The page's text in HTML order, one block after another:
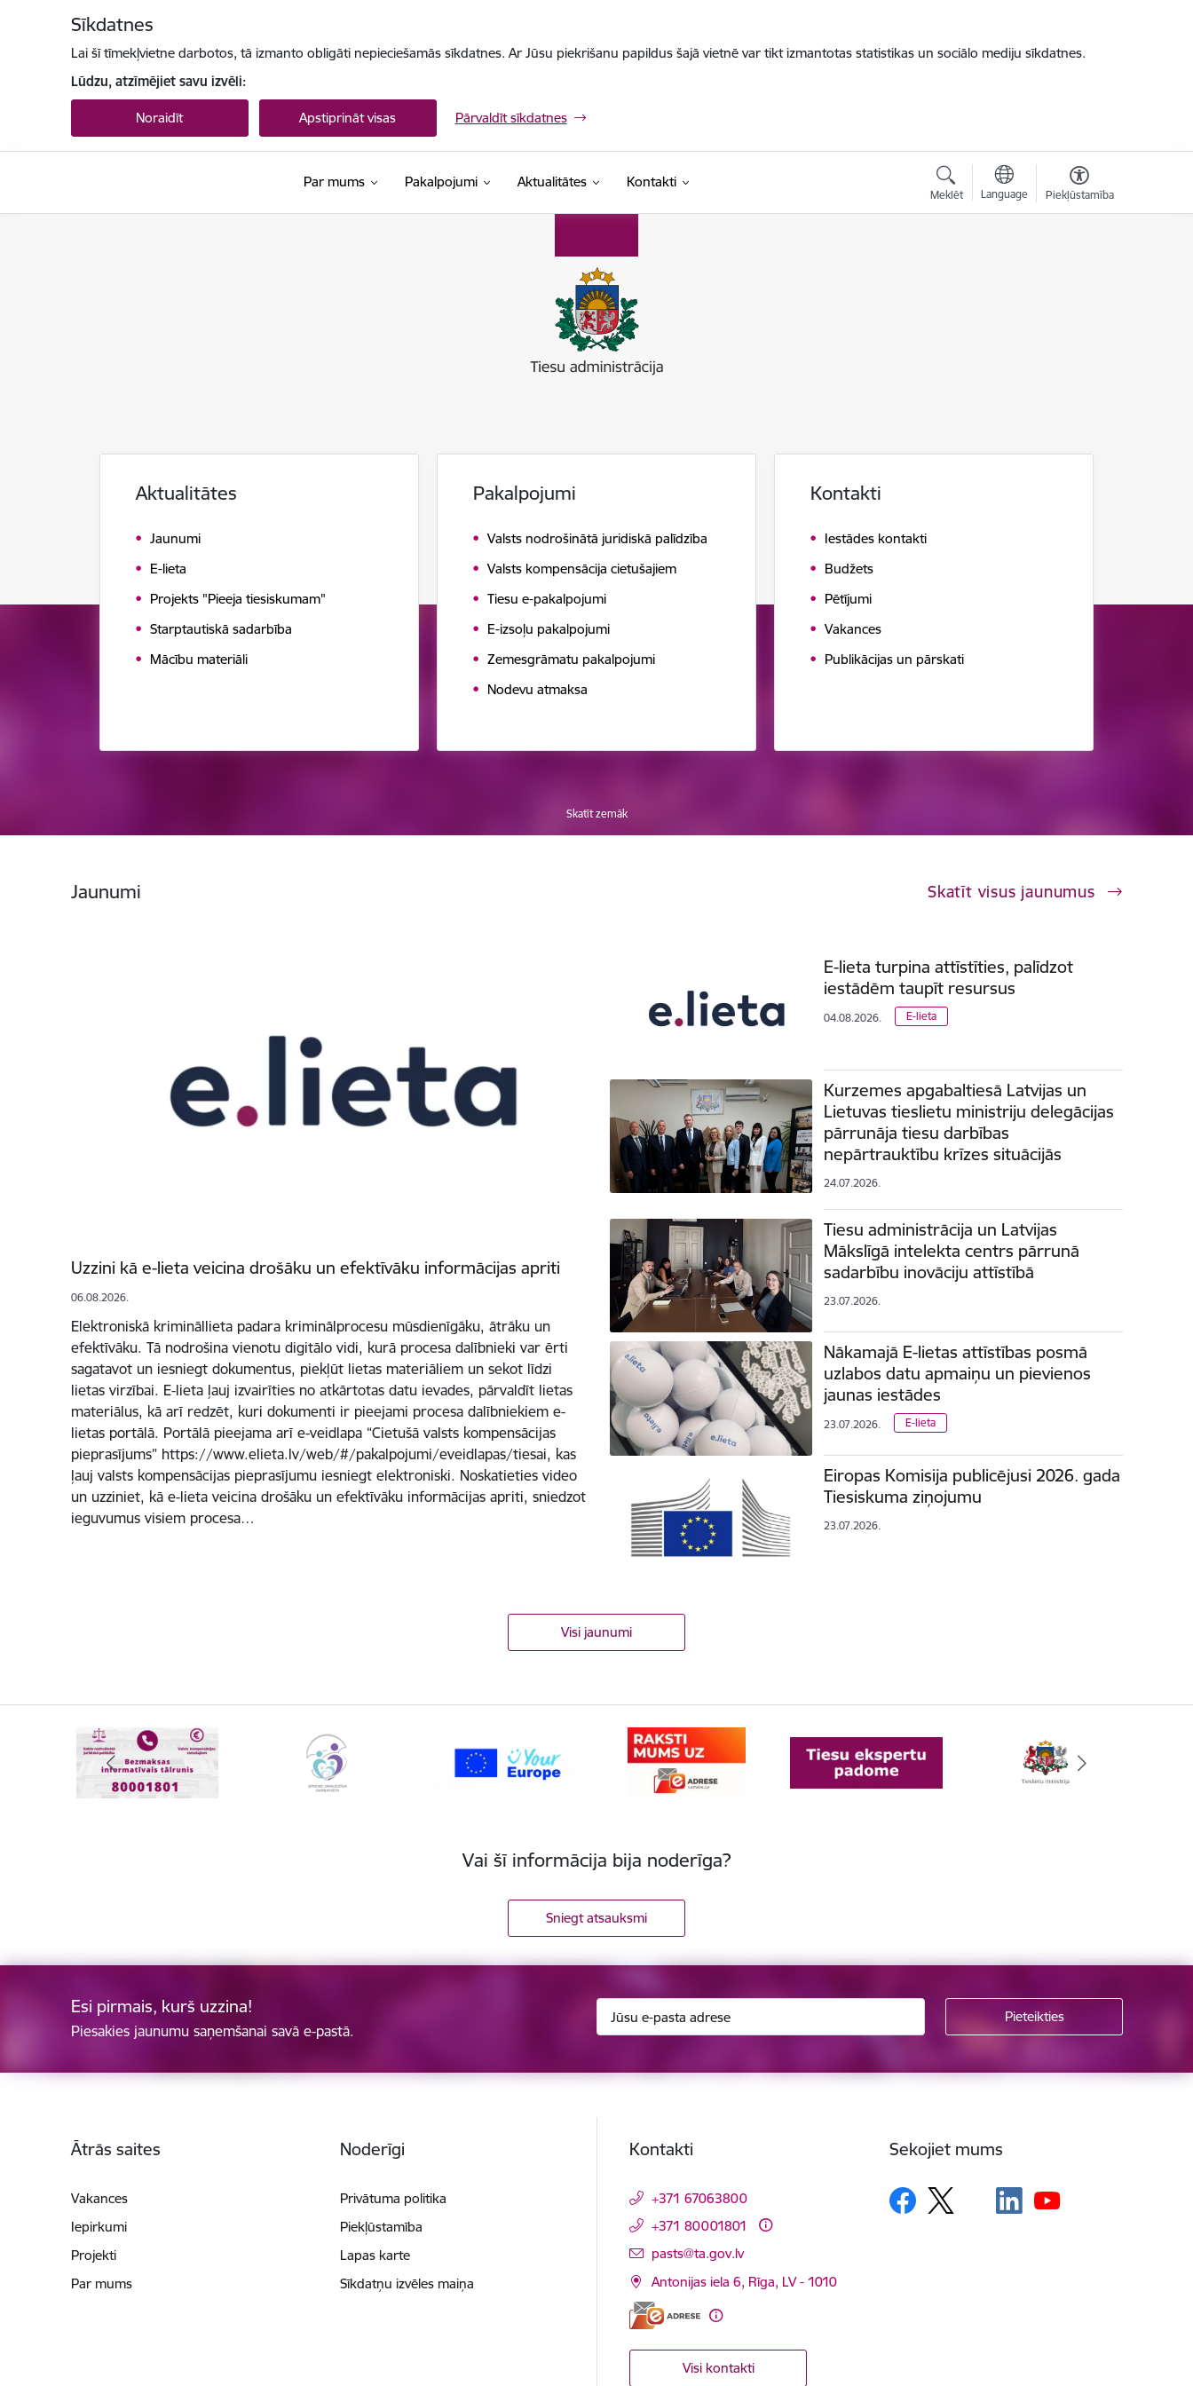
Sīkdatnes
Lai šī tīmekļvietne darbotos, tā izmanto obligāti nepieciešamās sīkdatnes. Ar Jūsu piekrišanu papildus šajā vietnē var tikt izmantotas statistikas un sociālo mediju sīkdatnes.
Lūdzu, atzīmējiet savu izvēli:
Noraidīt Apstiprināt visas Pārvaldīt sīkdatnes
Par mums Pakalpojumi Aktualitātes Kontakti
Meklēt Language Piekļūstamība
Aktualitātes
Jaunumi
E-lieta
Projekts "Pieeja tiesiskumam"
Starptautiskā sadarbība
Mācību materiāli
Pakalpojumi
Valsts nodrošinātā juridiskā palīdzība
Valsts kompensācija cietušajiem
Tiesu e-pakalpojumi
E-izsoļu pakalpojumi
Zemesgrāmatu pakalpojumi
Nodevu atmaksa
Kontakti
Iestādes kontakti
Budžets
Pētījumi
Vakances
Publikācijas un pārskati
Skatīt zemāk
Jaunumi Skatīt visus jaunumus
Uzzini kā e-lieta veicina drošāku un efektīvāku informācijas apriti
06.08.2026.
Elektroniskā krimināllieta padara kriminālprocesu mūsdienīgāku, ātrāku un
efektīvāku. Tā nodrošina vienotu digitālo vidi, kurā procesa dalībnieki var ērti
sagatavot un iesniegt dokumentus, piekļūt lietas materiāliem un sekot līdzi
lietas virzībai. E-lieta ļauj izvairīties no atkārtotas datu ievades, pārvaldīt lietas
materiālus, kā arī redzēt, kuri dokumenti ir pieejami procesa dalībniekiem e-
lietas portālā. Portālā pieejama arī e-veidlapa “Cietušā valsts kompensācijas
pieprasījums” https://www.elieta.lv/web/#/pakalpojumi/eveidlapas/tiesai, kas
ļauj valsts kompensācijas pieprasījumu iesniegt elektroniski. Noskatieties video
un uzziniet, kā e-lieta veicina drošāku un efektīvāku informācijas apriti, sniedzot
ieguvumus visiem procesa…
E-lieta turpina attīstīties, palīdzot
iestādēm taupīt resursus
04.08.2026. E-lieta
Kurzemes apgabaltiesā Latvijas un
Lietuvas tieslietu ministriju delegācijas
pārrunāja tiesu darbības
nepārtrauktību krīzes situācijās
24.07.2026.
Tiesu administrācija un Latvijas
Mākslīgā intelekta centrs pārrunā
sadarbību inovāciju attīstībā
23.07.2026.
Nākamajā E-lietas attīstības posmā
uzlabos datu apmaiņu un pievienos
jaunas iestādes
23.07.2026. E-lieta
Eiropas Komisija publicējusi 2026. gada
Tiesiskuma ziņojumu
23.07.2026.
Visi jaunumi
Vai šī informācija bija noderīga?
Sniegt atsauksmi
Esi pirmais, kurš uzzina!
Piesakies jaunumu saņemšanai savā e-pastā.
Ātrās saites
Vakances
Iepirkumi
Projekti
Par mums
Noderīgi
Privātuma politika
Piekļūstamība
Lapas karte
Sīkdatņu izvēles maiņa
Kontakti
+371 67063800
+371 80001801
E-pasts:
pasts@ta.gov.lv
Antonijas iela 6, Rīga, LV - 1010
Visi kontakti
Sekojiet mums